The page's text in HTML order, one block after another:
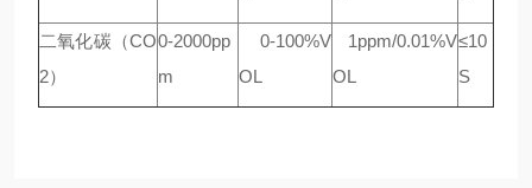
二氧化碳（CO
2）
0-2000pp
m
0-100%V
OL
1ppm/0.01%V
OL
≤10
S